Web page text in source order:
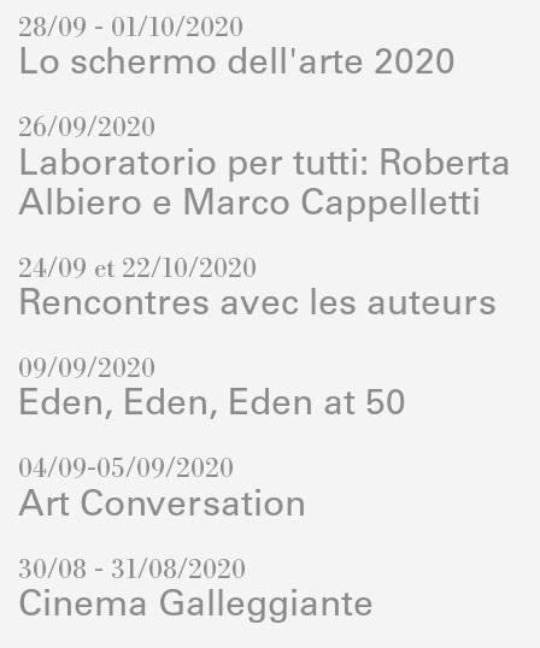
28/09 - 01/10/2020
Lo schermo dell'arte 2020
26/09/2020
Laboratorio per tutti: Roberta
Albiero e Marco Cappelletti
24/09 et 22/10/2020
Rencontres avec les auteurs
09/09/2020
Eden, Eden, Eden at 50
04/09-05/09/2020
Art Conversation
30/08 - 31/08/2020
Cinema Galleggiante